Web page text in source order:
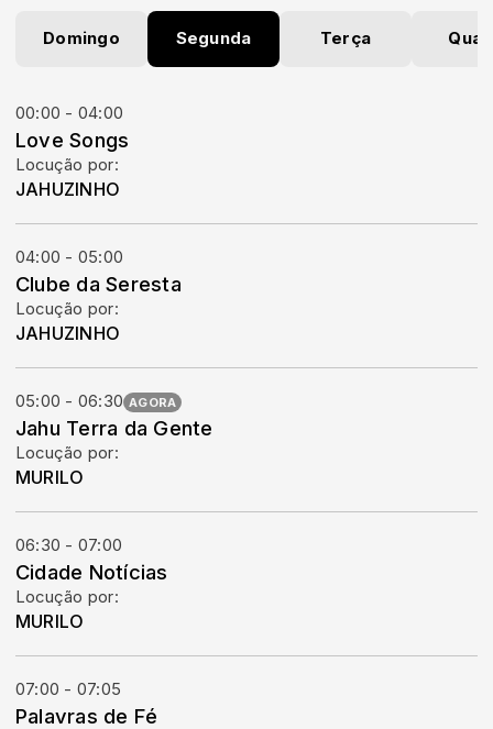
Domingo Segunda Terça
00:00 - 04:00
Love Songs
Locução por:
JAHUZINHO
04:00 - 05:00
Clube da Seresta
Locução por:
JAHUZINHO
05:00 - 06:30 AGORA
Jahu Terra da Gente
Locução por:
MURILO
06:30 - 07:00
Cidade Notícias
Locução por:
MURILO
07:00 - 07:05
Palavras de Fé